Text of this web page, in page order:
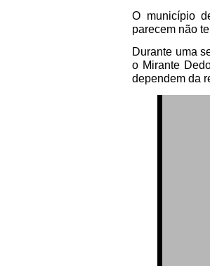
O município
parecem não
Durante uma
o Mirante
dependem da